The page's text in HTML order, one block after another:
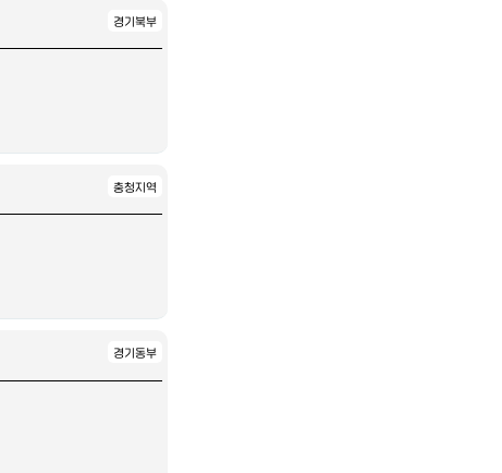
경기북부
충청지역
경기동부